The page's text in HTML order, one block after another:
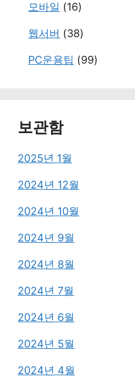
모바일 (16)
웹서버 (38)
PC운용팁 (99)
보관함
2025년 1월
2024년 12월
2024년 10월
2024년 9월
2024년 8월
2024년 7월
2024년 6월
2024년 5월
2024년 4월